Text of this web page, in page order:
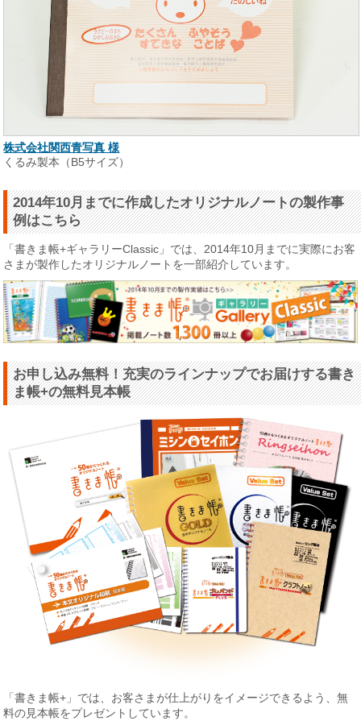
株式会社関西青写真 様
くるみ製本（B5サイズ）
2014年10月までに作成したオリジナルノートの製作事
例はこちら
「書きま帳+ギャラリーClassic」では、2014年10月までに実際にお客
さまが製作したオリジナルノートを一部紹介しています。
お申し込み無料！充実のラインナップでお届けする書き
ま帳+の無料見本帳
「書きま帳+」では、お客さまが仕上がりをイメージできるよう、無
料の見本帳をプレゼントしています。